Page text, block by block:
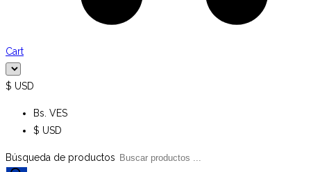
Cart
$ USD
Bs. VES
$ USD
Búsqueda de productos